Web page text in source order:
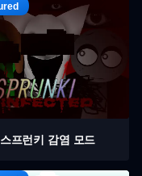
스프런키 감염 모드